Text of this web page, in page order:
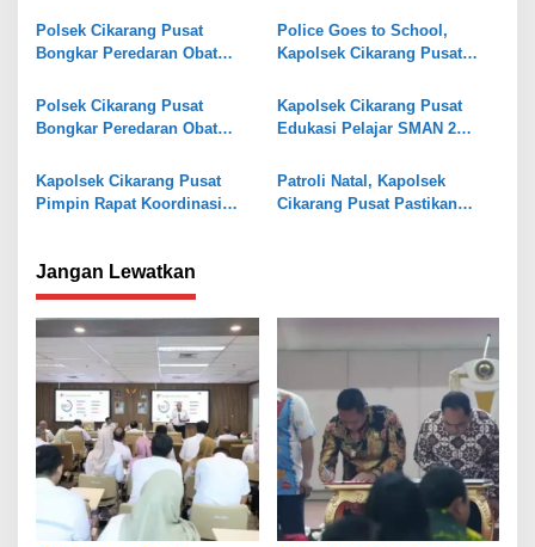
p
s
Polsek Cikarang Pusat
Bongkar Peredaran Obat
Diamankan
Police Goes to School,
Kapolsek Cikarang Pusat
dan Jauhi Hal Negatif
Polsek Cikarang Pusat
Bongkar Peredaran Obat
Kapolsek Cikarang Pusat
Edukasi Pelajar SMAN 2
Bahaya Kenakalan Remaja
Kapolsek Cikarang Pusat
Pimpin Rapat Koordinasi
Pangan PMJ
Patroli Natal, Kapolsek
Cikarang Pusat Pastikan
Jangan Lewatkan